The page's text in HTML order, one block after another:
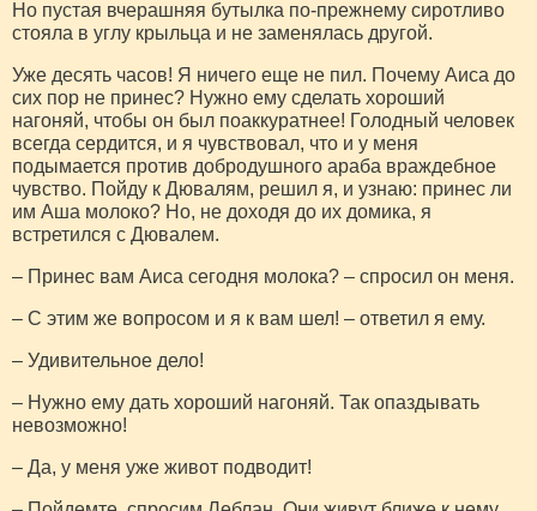
Но пустая вчерашняя бутылка по-прежнему сиротливо
стояла в углу крыльца и не заменялась другой.
Уже десять часов! Я ничего еще не пил. Почему Аиса до
сих пор не принес? Нужно ему сделать хороший
нагоняй, чтобы он был поаккуратнее! Голодный человек
всегда сердится, и я чувствовал, что и у меня
подымается против добродушного араба враждебное
чувство. Пойду к Дювалям, решил я, и узнаю: принес ли
им Аша молоко? Но, не доходя до их домика, я
встретился с Дювалем.
– Принес вам Аиса сегодня молока? – спросил он меня.
– С этим же вопросом и я к вам шел! – ответил я ему.
– Удивительное дело!
– Нужно ему дать хороший нагоняй. Так опаздывать
невозможно!
– Да, у меня уже живот подводит!